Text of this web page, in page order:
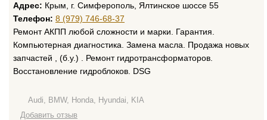
Адрес: Крым, г. Симферополь, Ялтинское шоссе 55
Телефон: 8 (979) 746-68-37
Ремонт АКПП любой сложности и марки. Гарантия.
Компьютерная диагностика. Замена масла. Продажа новых
запчастей , (б.у.) . Ремонт гидротрансформаторов.
Восстановление гидроблоков. DSG
Audi, BMW, Honda, Hyundai, KIA
Добавить отзыв